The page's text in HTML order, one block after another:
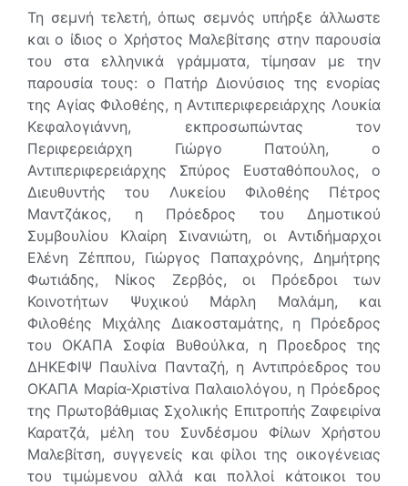
Τη σεμνή τελετή, όπως σεμνός υπήρξε άλλωστε
και ο ίδιος ο Χρήστος Μαλεβίτσης στην παρουσία
του στα ελληνικά γράμματα, τίμησαν με την
παρουσία τους: o Πατήρ Διονύσιος της ενορίας
της Αγίας Φιλοθέης, η Αντιπεριφερειάρχης Λουκία
Κεφαλογιάννη, εκπροσωπώντας τον
Περιφερειάρχη Γιώργο Πατούλη, ο
Αντιπεριφερειάρχης Σπύρος Ευσταθόπουλος, o
Διευθυντής του Λυκείου Φιλοθέης Πέτρος
Μαντζάκος, η Πρόεδρος του Δημοτικού
Συμβουλίου Κλαίρη Σινανιώτη, οι Αντιδήμαρχοι
Ελένη Ζέππου, Γιώργος Παπαχρόνης, Δημήτρης
Φωτιάδης, Νίκος Ζερβός, οι Πρόεδροι των
Κοινοτήτων Ψυχικού Μάρλη Μαλάμη, και
Φιλοθέης Μιχάλης Διακοσταμάτης, η Πρόεδρος
του ΟΚΑΠΑ Σοφία Βυθούλκα, η Προεδρος της
ΔΗΚΕΦΙΨ Παυλίνα Πανταζή, η Αντιπρόεδρος του
ΟΚΑΠΑ Μαρία-Χριστίνα Παλαιολόγου, η Πρόεδρος
της Πρωτοβάθμιας Σχολικής Επιτροπής Ζαφειρίνα
Καρατζά, μέλη του Συνδέσμου Φίλων Χρήστου
Μαλεβίτση, συγγενείς και φίλοι της οικογένειας
του τιμώμενου αλλά και πολλοί κάτοικοι του